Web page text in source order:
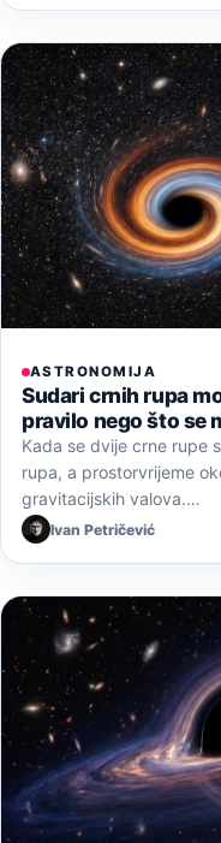
ASTRONOMIJA
Sudari crnih rupa
pravilo nego što se
Kada se dvije crne rupe
rupa, a prostorvrijeme
gravitacijskih valova.…
Ivan Petričević